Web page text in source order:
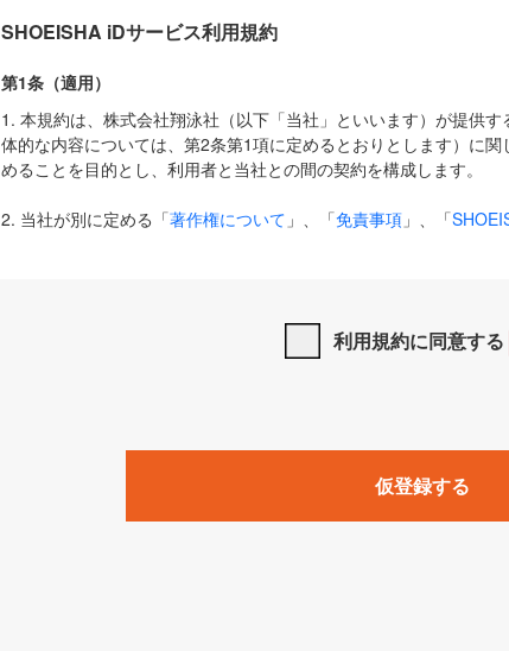
SHOEISHA iDサービス利用規約
第1条（適用）
1. 本規約は、株式会社翔泳社（以下「当社」といいます）が提供
体的な内容については、第2条第1項に定めるとおりとします）に
めることを目的とし、利用者と当社との間の契約を構成します。
2. 当社が別に定める「著作権について 」、「免責事項 」、「
は、本規約の規定が優先して適用されるものとします。
1. 「本サービス」とは、当社が提供する以下のサービス（名称や
みます）及びこれらサービスに関連して当社が実施するイベントや
「SEBook」「SEShop」「CodeZine」「MarkeZine」「
利用規約に同意する
仮登録する